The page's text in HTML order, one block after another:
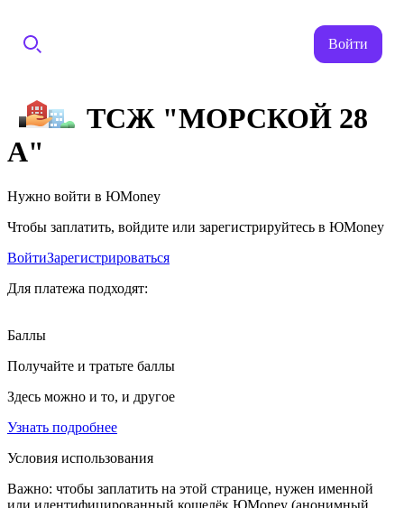
Войти
ТСЖ "МОРСКОЙ 28
А"
Нужно войти в ЮMoney
Чтобы заплатить, войдите или зарегистрируйтесь в ЮMoney
ВойтиЗарегистрироваться
Для платежа подходят:
Баллы
Получайте и тратьте баллы
Здесь можно и то, и другое
Узнать подробнее
Условия использования
Важно: чтобы заплатить на этой странице, нужен именной
или идентифицированный кошелёк ЮMoney (анонимный